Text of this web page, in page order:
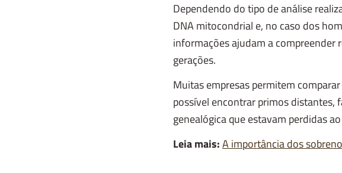
Dependendo do tipo de análise
DNA mitocondrial e, no caso dos
informações ajudam a compreender
gerações.
Muitas empresas permitem
possível encontrar primos distantes,
genealógica que estavam perdidas
Leia mais:A importância dos